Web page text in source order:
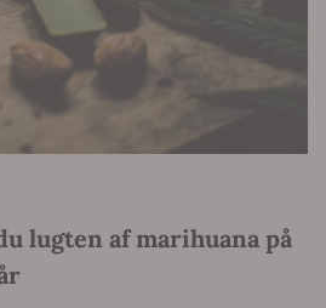
lugten af marihuana på